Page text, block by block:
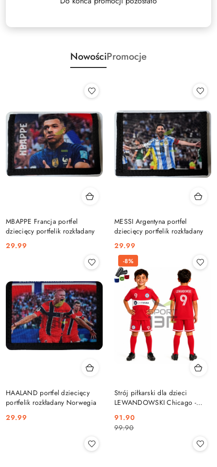
NowościPromocje
MBAPPE Francja portfel
dziecięcy portfelik rozkładany
Cena:
29.99
MESSI Argentyna portfel
dziecięcy portfelik rozkładany
Cena:
29.99
HAALAND portfel dziecięcy
portfelik rozkładany Norwegia
Cena:
29.99
Strój piłkarski dla dzieci
LEWANDOWSKI Chicago -
Cena
promocyjna:
91.90
Cena
przed
99.90
-8%